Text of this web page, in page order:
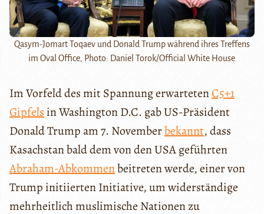
Qasym-Jomart Toqaev und Donald Trump während ihres Treffens
im Oval Office, Photo: Daniel Torok/Official White House
Im Vorfeld des mit Spannung erwartetenC5+1
Gipfels in Washington D.C. gab US-Präsident
Donald Trump am 7. Novemberbekannt, dass
Kasachstan bald dem von den USA geführten
Abraham-Abkommenbeitreten werde, einer von
Trump initiierten Initiative, um widerständige
mehrheitlich muslimische Nationen zu